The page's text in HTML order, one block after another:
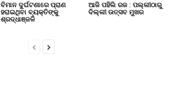
ବିମାନ ଦୁର୍ଘଟଣାରେ ପ୍ରାଣ
ହରାଇଥିବା ବ୍ୟକ୍ତିଙ୍କୁ
ଶ୍ରଦ୍ଧାଞ୍ଜଳି
ଆଜି ପହିଲି ରଜ : ପଲ୍ଲୀଠାରୁ
ଦିଲ୍ଲୀ ଉତ୍ସବ ମୁଖର